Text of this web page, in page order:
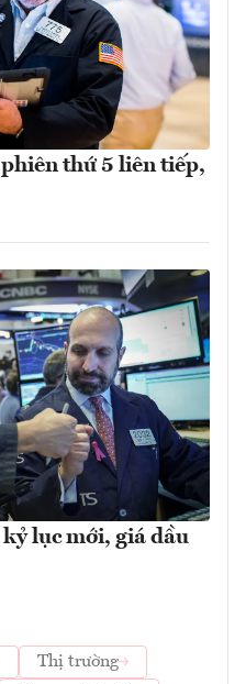
thứ 5 liên tiếp,
lục mới, giá dầu
Thị trường